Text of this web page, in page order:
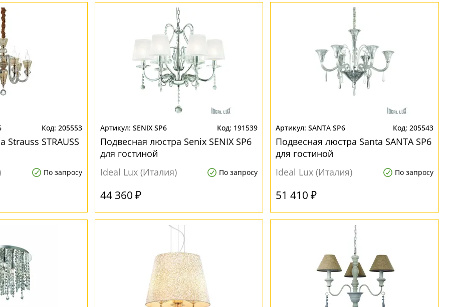
205553
Strauss STRAUSS
По запросу
SENIX SP6 191539
Подвесная люстра Senix SENIX SP6
для гостиной
Ideal Lux (Италия)
По запросу
44 360 ₽
SANTA SP6 205543
Подвесная люстра Santa SANTA SP6
для гостиной
Ideal Lux (Италия)
По запросу
51 410 ₽